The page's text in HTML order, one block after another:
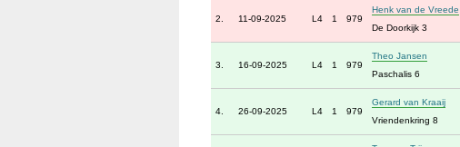
2. 11-09-2025 L4 1 979
Henk van de Vreede
De Doorkijk 3
3. 16-09-2025 L4 1 979
Theo Jansen
Paschalis 6
4. 26-09-2025 L4 1 979
Gerard van Kraaij
Vriendenkring 8